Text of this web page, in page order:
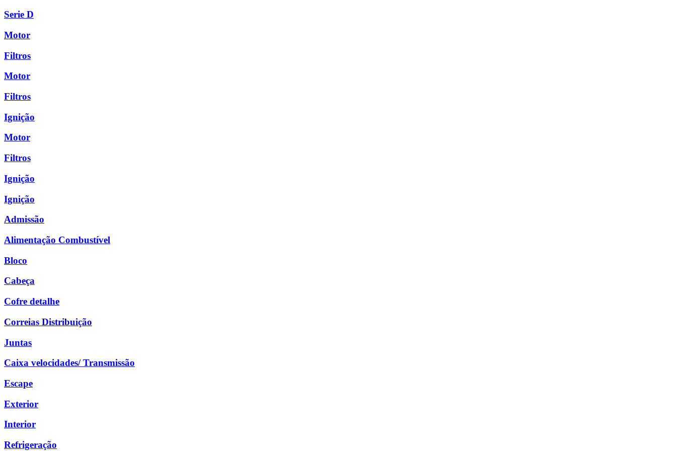
Serie D
Motor
Filtros
Motor
Filtros
Ignição
Motor
Filtros
Ignição
Ignição
Admissão
Alimentação Combustível
Bloco
Cabeça
Cofre detalhe
Correias Distribuição
Juntas
Caixa velocidades/ Transmissão
Escape
Exterior
Interior
Refrigeração